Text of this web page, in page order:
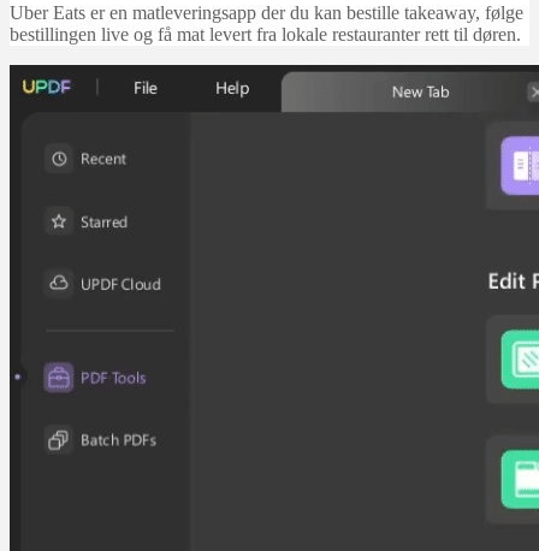
Uber Eats er en matleveringsapp der du kan bestille takeaway, følge
bestillingen live og få mat levert fra lokale restauranter rett til døren.